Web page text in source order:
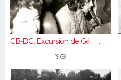
CB-BG, Excursion de Géologie
au nord de Paris, novembre
1969